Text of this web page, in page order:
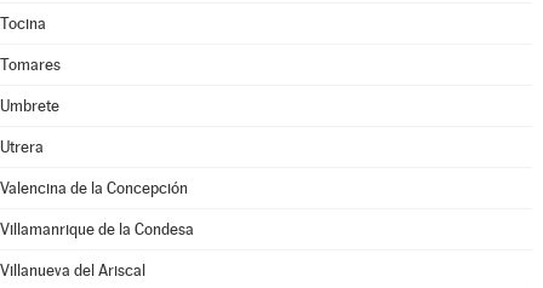
Tocina
Tomares
Umbrete
Utrera
Valencina de la Concepción
Villamanrique de la Condesa
Villanueva del Ariscal